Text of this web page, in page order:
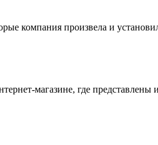
компания произвела и
магазине, где